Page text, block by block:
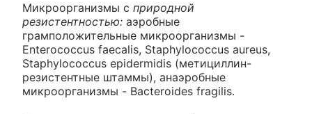
Микроорганизмы с природной
резистентностью: аэробные
грамположительные микроорганизмы -
Enterococcus faecalis, Staphylococcus aureus,
Staphylococcus epidermidis (метициллин-
резистентные штаммы), анаэробные
микроорганизмы - Bacteroides fragilis.